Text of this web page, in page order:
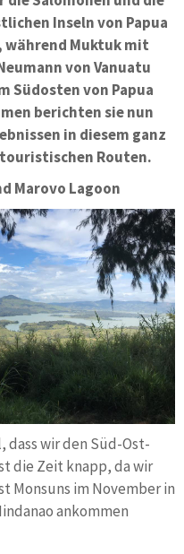
Inseln von Papua
während Muktuk mit
von Vanuatu
Südosten von Papua
berichten sie nun
in diesem ganz
Routen.
Marovo Lagoon
dass wir den Süd-Ost-
die Zeit knapp, da wir
Monsuns im November in
ankommen